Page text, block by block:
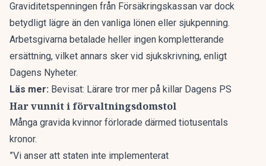
Graviditetspenningen från Försäkringskassan var dock
betydligt lägre än den vanliga lönen eller sjukpenning.
Arbetsgivarna betalade heller ingen kompletterande
ersättning, vilket annars sker vid sjukskrivning, enligt
Dagens Nyheter.
Läs mer: Bevisat: Lärare tror mer på killar Dagens PS
Har vunnit i förvaltningsdomstol
Många gravida kvinnor förlorade därmed tiotusentals
kronor.
”Vi anser att staten inte implementerat